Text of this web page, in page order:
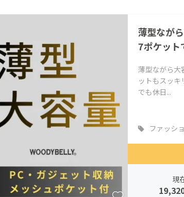
薄型なが
7ポケット
薄型ながら大
ットもスッ
でも休日...
ファッシ
現